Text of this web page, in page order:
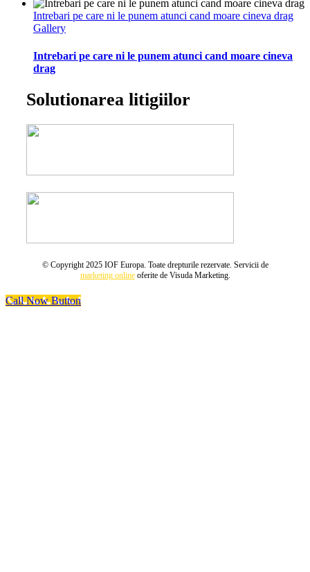
Intrebari pe care ni le punem atunci cand moare cineva drag
Gallery
Intrebari pe care ni le punem atunci cand moare cineva
drag
Solutionarea litigiilor
© Copyright 2025 IOF Europa. Toate drepturile rezervate. Servicii de
marketing onlineoferite de Visuda Marketing.
Call Now Button